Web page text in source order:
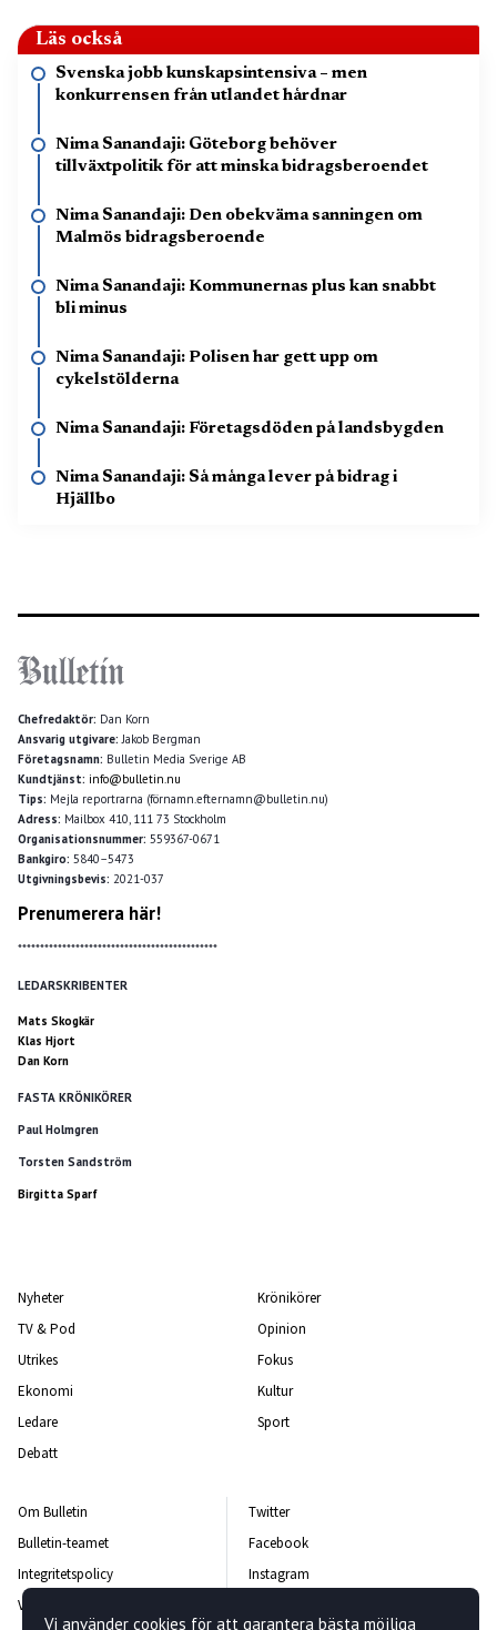
Läs också
Svenska jobb kunskapsintensiva – men
konkurrensen från utlandet hårdnar
Nima Sanandaji: Göteborg behöver
tillväxtpolitik för att minska bidragsberoendet
Nima Sanandaji: Den obekväma sanningen om
Malmös bidragsberoende
Nima Sanandaji: Kommunernas plus kan snabbt
bli minus
Nima Sanandaji: Polisen har gett upp om
cykelstölderna
Nima Sanandaji: Företagsdöden på landsbygden
Nima Sanandaji: Så många lever på bidrag i
Hjällbo
Chefredaktör: Dan Korn
Ansvarig utgivare: Jakob Bergman
Företagsnamn: Bulletin Media Sverige AB
Kundtjänst: info@bulletin.nu
Tips: Mejla reportrarna (förnamn.efternamn@bulletin.nu)
Adress: Mailbox 410, 111 73 Stockholm
Organisationsnummer: 559367-0671
Bankgiro: 5840–5473
Utgivningsbevis: 2021-037
Prenumerera här!
*********************************************
LEDARSKRIBENTER
Mats Skogkär
Klas Hjort
Dan Korn
FASTA KRÖNIKÖRER
Paul Holmgren
Torsten Sandström
Birgitta Sparf
Nyheter
TV & Pod
Utrikes
Ekonomi
Ledare
Debatt
Krönikörer
Opinion
Fokus
Kultur
Sport
Om Bulletin
Bulletin-teamet
Integritetspolicy
Vanliga frågor och svar
Twitter
Facebook
Instagram
Vi använder cookies för att garantera bästa möjliga